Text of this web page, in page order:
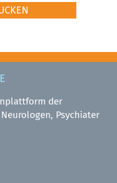
der
Psychiater